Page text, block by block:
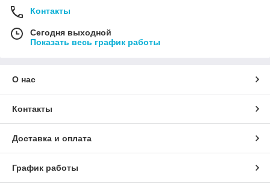
Контакты
Сегодня выходной
Показать весь график работы
О нас
Контакты
Доставка и оплата
График работы